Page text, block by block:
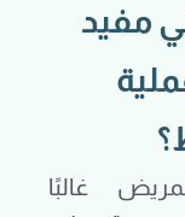
مفيد
غالبًا